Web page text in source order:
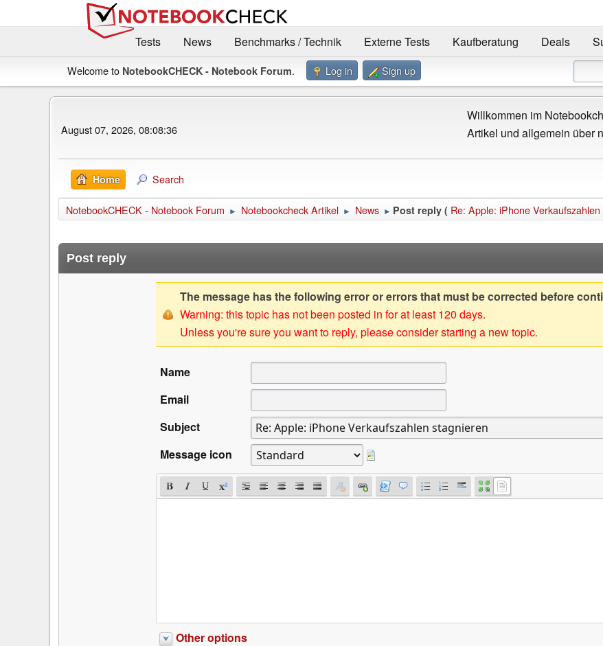
Tests
News Benchmarks / Technik Externe Tests Kaufberatung Deals
Welcome to NotebookCHECK - Notebook Forum. Log in Sign up
August 07, 2026, 08:08:36
Willkommen im
Artikel und allgemein über
Home Search
NotebookCHECK - Notebook Forum ► Notebookcheck Artikel ► News ► Post reply ( Re: Apple: iPhone
Post reply
The message has the following error or errors that must be corrected before
Warning: this topic has not been posted in for at least 120 days.
Unless you're sure you want to reply, please consider starting a new topic.
Name
Email
Subject
Message icon
Other options